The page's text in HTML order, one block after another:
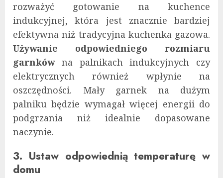
rozważyć gotowanie na kuchence
indukcyjnej, która jest znacznie bardziej
efektywna niż tradycyjna kuchenka gazowa.
Używanie odpowiedniego rozmiaru
garnkówna palnikach indukcyjnych czy
elektrycznych również wpłynie na
oszczędności. Mały garnek na dużym
palniku będzie wymagał więcej energii do
podgrzania niż idealnie dopasowane
naczynie.
3. Ustaw odpowiednią temperaturę w
domu